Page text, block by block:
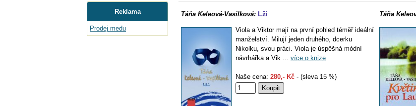
Reklama
Prodej medu
Táňa Keleová-Vasilková: Lži
Viola a Viktor mají na první pohled téměř ideální
manželství. Milují jeden druhého, dcerku
Nikolku, svou práci. Viola je úspěšná módní
návrhářka a Vik ... více o knize
Naše cena: 280,- Kč - (sleva 15 %)
Táňa